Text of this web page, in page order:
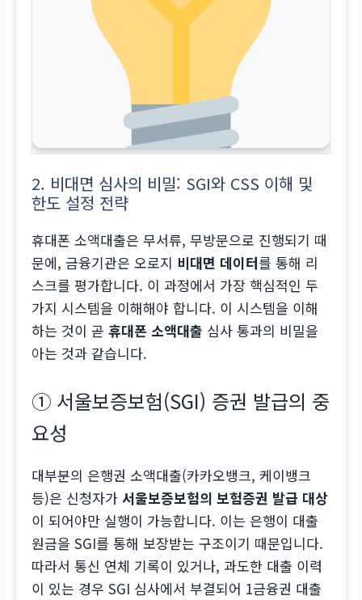
2. 비대면 심사의 비밀: SGI와 CSS 이해 및
한도 설정 전략
휴대폰 소액대출은 무서류, 무방문으로 진행되기 때
문에, 금융기관은 오로지 비대면 데이터를 통해 리
스크를 평가합니다. 이 과정에서 가장 핵심적인 두
가지 시스템을 이해해야 합니다. 이 시스템을 이해
하는 것이 곧휴대폰 소액대출 심사 통과의 비밀을
아는 것과 같습니다.
① 서울보증보험(SGI) 증권 발급의 중
요성
대부분의 은행권 소액대출(카카오뱅크, 케이뱅크
등)은 신청자가서울보증보험의 보험증권 발급 대상
이 되어야만 실행이 가능합니다. 이는 은행이 대출
원금을 SGI를 통해 보장받는 구조이기 때문입니다.
따라서 통신 연체 기록이 있거나, 과도한 대출 이력
이 있는 경우 SGI 심사에서 부결되어 1금융권 대출